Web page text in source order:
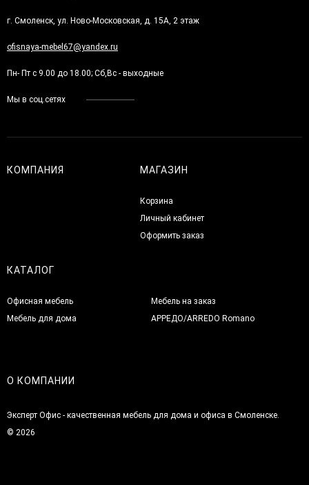
г. Смоленск, ул. Ново-Московская, д. 15А, 2 этаж
ofisnaya-mebel67@yandex.ru
Пн- Пт с 9.00 до 18.00; Сб,Вс - выходные
Мы в соц.сетях
КОМПАНИЯ МАГАЗИН
Корзина
Личный кабинет
Оформить заказ
КАТАЛОГ
Офисная мебель
Мебель для дома
Мебель на заказ
АРРЕДО/ARREDO Romano
О КОМПАНИИ
Эксперт Офис - качественная мебель для дома и офиса в Смоленске.
© 2026